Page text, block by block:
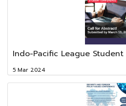
Indo-Pacific League
5 Mar 2024